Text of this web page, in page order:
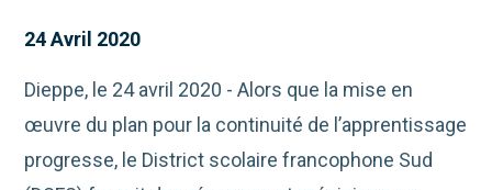
24 Avril 2020
Dieppe, le 24 avril 2020 - Alors que la mise en
œuvre du plan pour la continuité de l’apprentissage
progresse, le District scolaire francophone Sud